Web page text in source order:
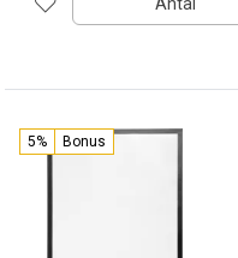
5% Bonus